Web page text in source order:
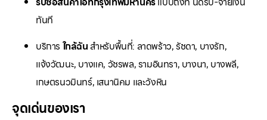
ทันที
บริการ ใกล้ฉัน สำหรับพื้นที่: ลาดพร้าว, รัชดา, บางรัก,
แจ้งวัฒนะ, บางแค, วัชรพล, รามอินทรา, บางนา, บางพลี,
เกษตรนวมินทร์, เสนานิคม และวังหิน
จุดเด่นของเรา